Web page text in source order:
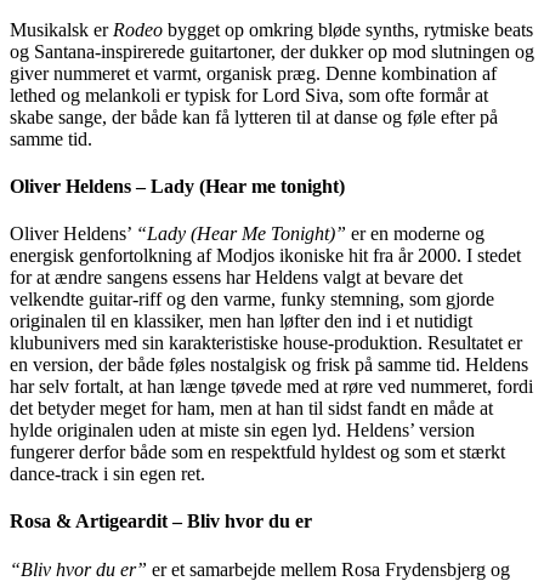
Musikalsk er Rodeo bygget op omkring bløde synths, rytmiske beats
og Santana‑inspirerede guitartoner, der dukker op mod slutningen og
giver nummeret et varmt, organisk præg. Denne kombination af
lethed og melankoli er typisk for Lord Siva, som ofte formår at
skabe sange, der både kan få lytteren til at danse og føle efter på
samme tid.
Oliver Heldens – Lady (Hear me tonight)
Oliver Heldens’ “Lady (Hear Me Tonight)” er en moderne og
energisk genfortolkning af Modjos ikoniske hit fra år 2000. I stedet
for at ændre sangens essens har Heldens valgt at bevare det
velkendte guitar‑riff og den varme, funky stemning, som gjorde
originalen til en klassiker, men han løfter den ind i et nutidigt
klubunivers med sin karakteristiske house‑produktion. Resultatet er
en version, der både føles nostalgisk og frisk på samme tid. Heldens
har selv fortalt, at han længe tøvede med at røre ved nummeret, fordi
det betyder meget for ham, men at han til sidst fandt en måde at
hylde originalen uden at miste sin egen lyd. Heldens’ version
fungerer derfor både som en respektfuld hyldest og som et stærkt
dance‑track i sin egen ret.
Rosa & Artigeardit – Bliv hvor du er
“Bliv hvor du er” er et samarbejde mellem Rosa Frydensbjerg og